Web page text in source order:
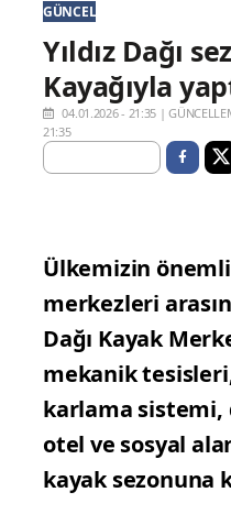
GÜNCEL
Yıldız Dağı
Kayağıyla
04.01.2026 - 21:35 |
21:35